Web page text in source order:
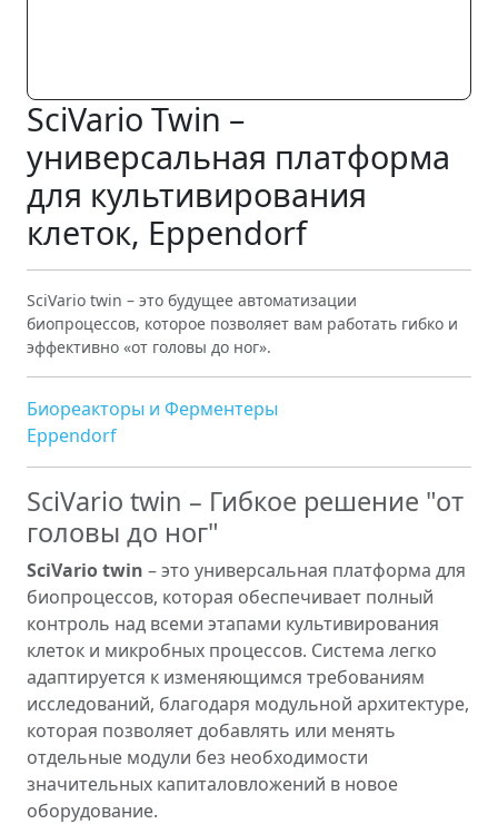
SciVario Twin –
универсальная платформа
для культивирования
клеток, Eppendorf
SciVario twin – это будущее автоматизации
биопроцессов, которое позволяет вам работать гибко и
эффективно «от головы до ног».
Биореакторы и Ферментеры
Eppendorf
SciVario twin – Гибкое решение "от
головы до ног"
SciVario twin – это универсальная платформа для
биопроцессов, которая обеспечивает полный
контроль над всеми этапами культивирования
клеток и микробных процессов. Система легко
адаптируется к изменяющимся требованиям
исследований, благодаря модульной архитектуре,
которая позволяет добавлять или менять
отдельные модули без необходимости
значительных капиталовложений в новое
оборудование.